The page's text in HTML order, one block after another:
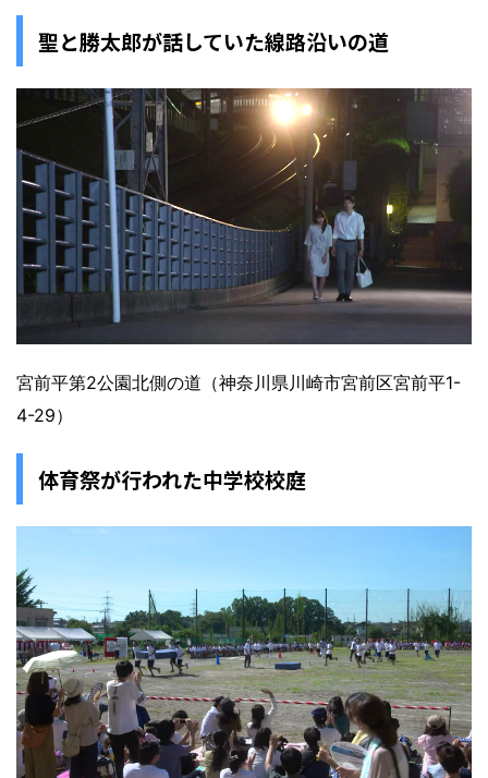
聖と勝太郎が話していた線路沿いの道
宮前平第2公園北側の道（神奈川県川崎市宮前区宮前平1-
4-29）
体育祭が行われた中学校校庭